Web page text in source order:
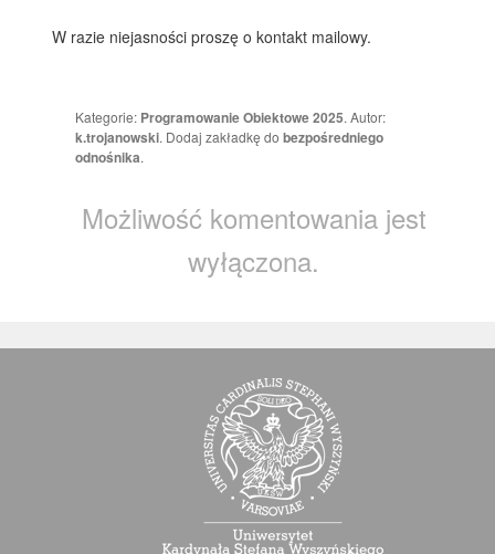
W razie niejasności proszę o kontakt mailowy.
Kategorie: Programowanie Obiektowe 2025. Autor:
k.trojanowski. Dodaj zakładkę do bezpośredniego
odnośnika.
Możliwość komentowania jest
wyłączona.